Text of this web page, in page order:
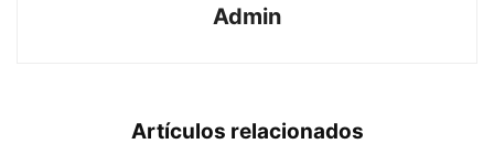
Admin
Artículos relacionados